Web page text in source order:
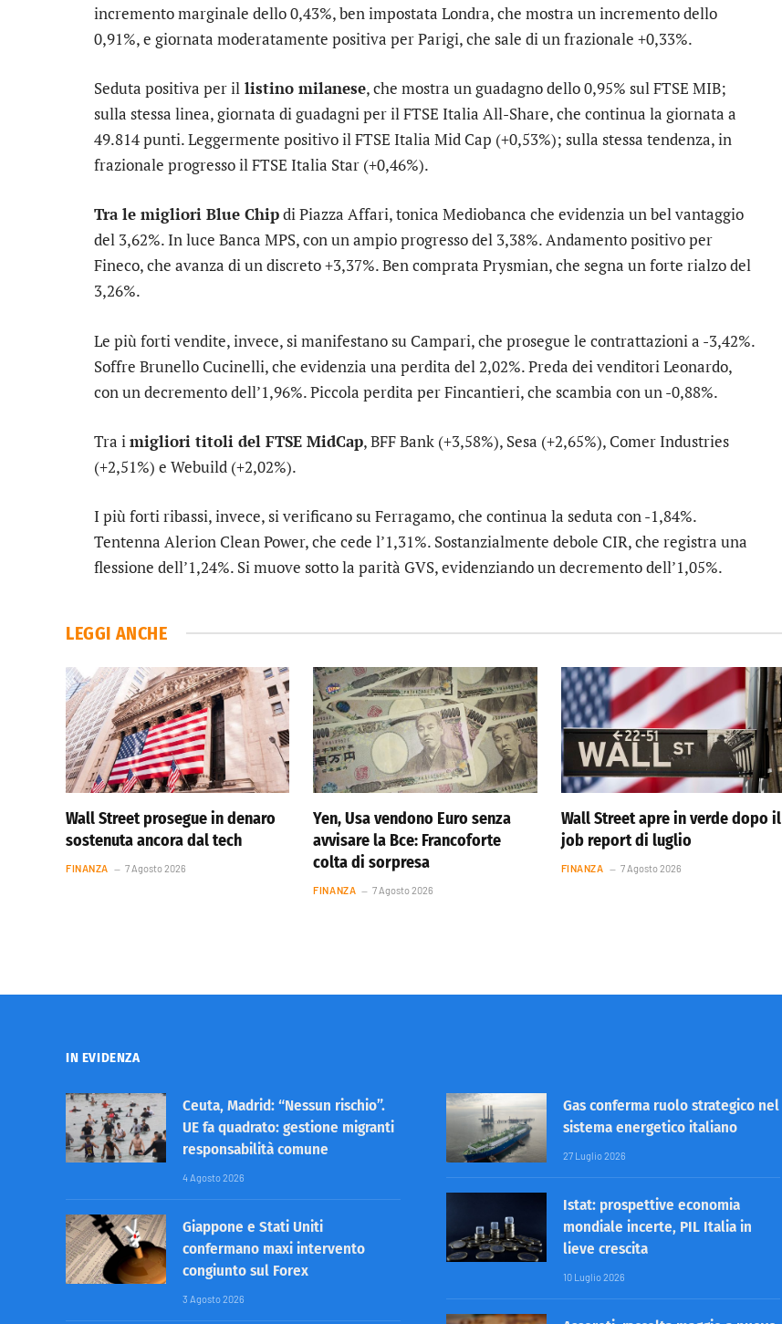
incremento marginale dello 0,43%, ben impostata Londra, che mostra un incremento dello
0,91%, e giornata moderatamente positiva perParigi, che sale di un frazionale +0,33%.
Seduta positiva per il listino milanese, che mostra un guadagno dello 0,95% sulFTSE MIB;
sulla stessa linea, giornata di guadagni per ilFTSE Italia All-Share, che continua la giornata a
49.814 punti. Leggermente positivo ilFTSE Italia Mid Cap (+0,53%); sulla stessa tendenza, in
frazionale progresso ilFTSE Italia Star (+0,46%).
Tra le migliori Blue Chipdi Piazza Affari, tonica Mediobanca che evidenzia un bel vantaggio
del 3,62%. In luce Banca MPS, con un ampio progresso del 3,38%. Andamento positivo per
Fineco, che avanza di un discreto +3,37%. Ben comprata Prysmian, che segna un forte rialzo del
3,26%.
Le più forti vendite, invece, si manifestano su Campari, che prosegue le contrattazioni a -3,42%.
Soffre Brunello Cucinelli, che evidenzia una perdita del 2,02%. Preda dei venditori Leonardo,
con un decremento dell’1,96%. Piccola perdita perFincantieri, che scambia con un -0,88%.
Tra imigliori titoli del FTSE MidCap,BFF Bank (+3,58%), Sesa (+2,65%), Comer Industries
(+2,51%) e Webuild (+2,02%).
I più forti ribassi, invece, si verificano suFerragamo, che continua la seduta con -1,84%.
Tentenna Alerion Clean Power, che cede l’1,31%. Sostanzialmente debole CIR, che registra una
flessione dell’1,24%. Si muove sotto la parità GVS, evidenziando un decremento dell’1,05%.
LEGGI ANCHE
Wall Street prosegue in denaro
sostenuta ancora dal tech
FINANZA 7 Agosto 2026
Yen, Usa vendono Euro senza
avvisare la Bce: Francoforte
colta di sorpresa
FINANZA 7 Agosto 2026
Wall Street apre in verde dopo il
job report di luglio
FINANZA 7 Agosto 2026
IN EVIDENZA
Ceuta, Madrid: “Nessun rischio”.
UE fa quadrato: gestione migranti
responsabilità comune
4 Agosto 2026
Giappone e Stati Uniti
confermano maxi intervento
congiunto sul Forex
3 Agosto 2026
Gas conferma ruolo strategico nel
sistema energetico italiano
27 Luglio 2026
Istat: prospettive economia
mondiale incerte, PIL Italia in
lieve crescita
10 Luglio 2026